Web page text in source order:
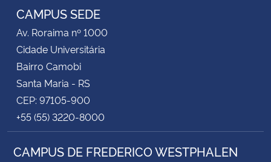
CAMPUS SEDE
Av. Roraima nº 1000
Cidade Universitária
Bairro Camobi
Santa Maria - RS
CEP: 97105-900
+55 (55) 3220-8000
CAMPUS DE FREDERICO WESTPHALEN